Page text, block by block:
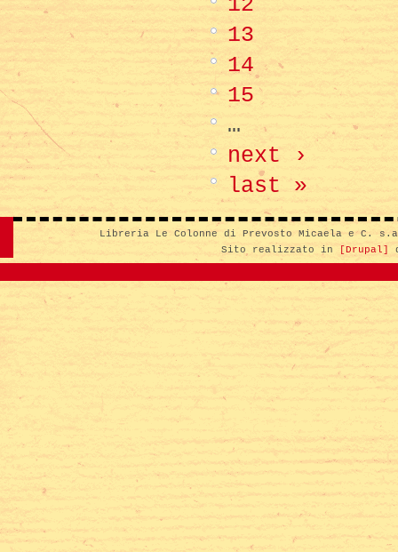
13
14
15
…
next ›
last »
Libreria Le Colonne di Prevosto Micaela e C.
Sito realizzato in
[Drupal]